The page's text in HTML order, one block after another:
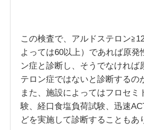
この検査で、アルドステロン
よっては60以上）であれば原発
ン症と診断し、そうでなければ
テロン症ではないと診断するの
また、施設によってはフロセミ
験、経口食塩負荷試験、迅速
どを実施して診断することもあ